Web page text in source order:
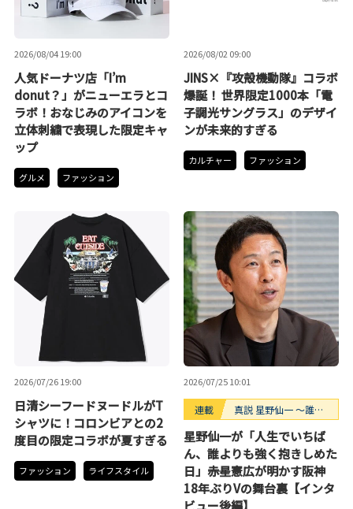
2026/08/04 19:00
人気ドーナツ店「I’m
donut？」がニューエラとコ
ラボ！おなじみのアイコンを
立体刺繍で表現した限定キャ
ップ
グルメ ファッション
2026/08/02 09:00
JINS×『攻殻機動隊』コラボ
爆誕！ 世界限定1000本「電
子調光サングラス」のデザイ
ンが未来的すぎる
カルチャー ファッション
2026/07/26 19:00
日清シーフードヌードルがT
シャツに！コロンビアとの2
度目の限定コラボが夏すぎる
ファッション ライフスタイル
2026/07/25 10:01
連載
真説 星野仙一 ～誰も
裏側～
星野仙一が「人生でいちば
ん、誰よりも強く抱きしめた
日」――赤星憲広が明かす阪神
18年ぶりVの舞台裏【インタ
ビュー後編】